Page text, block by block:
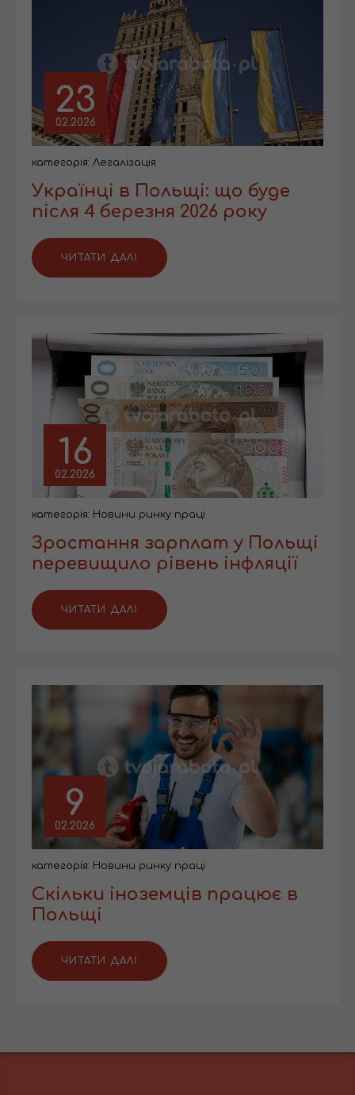
23
02.2026
категорія: Легалізація
Українці в Польщі: що буде
після 4 березня 2026 року
ЧИТАТИ ДАЛІ
16
02.2026
категорія: Новини ринку праці
Зростання зарплат у Польщі
перевищило рівень інфляції
ЧИТАТИ ДАЛІ
9
02.2026
категорія: Новини ринку праці
Скільки іноземців працює в
Польщі
ЧИТАТИ ДАЛІ